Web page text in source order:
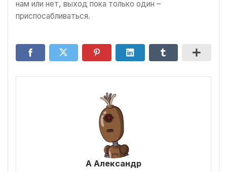
нам или нет, выход пока только один –
приспосабливаться.
А Александр